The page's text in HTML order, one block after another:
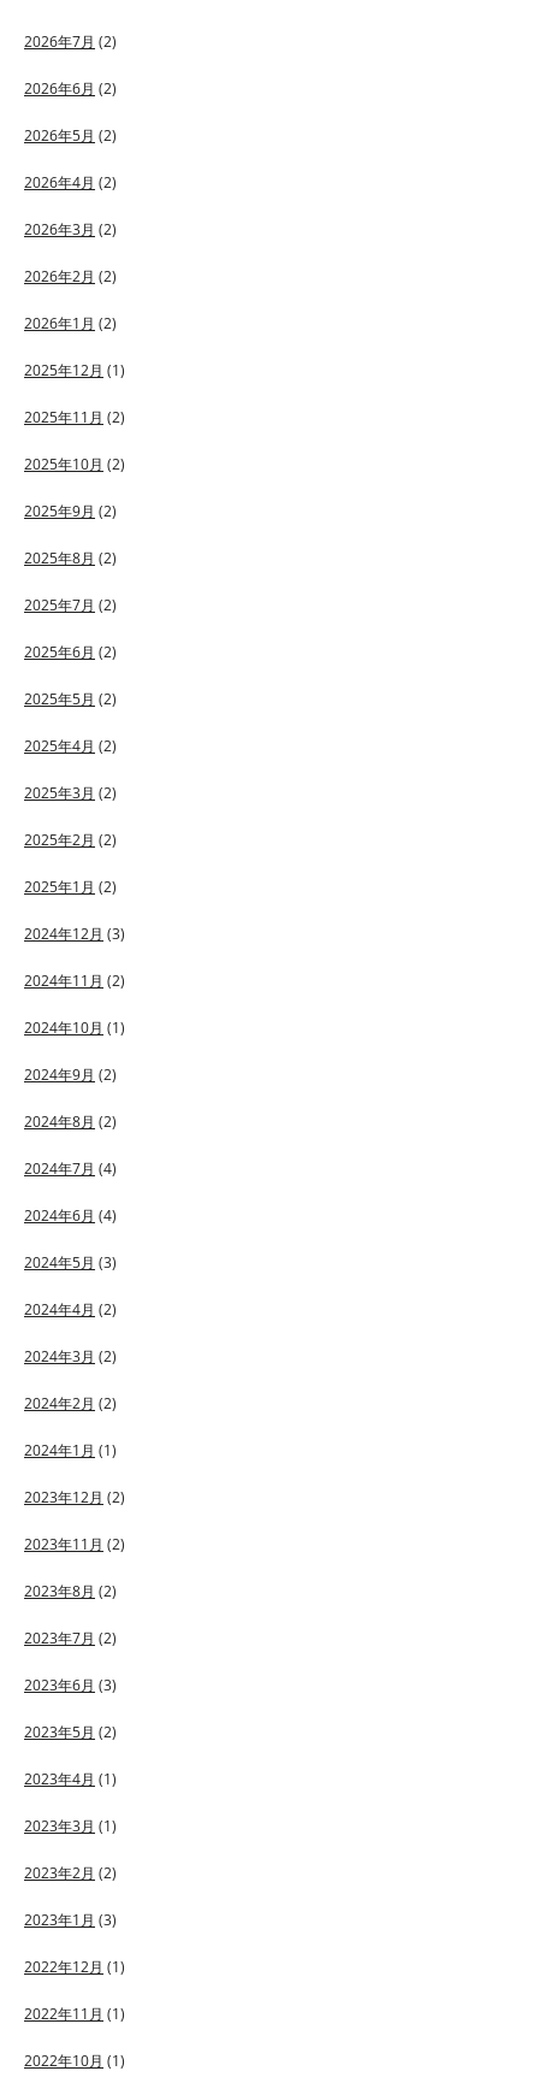
2026年7月 (2)
2026年6月 (2)
2026年5月 (2)
2026年4月 (2)
2026年3月 (2)
2026年2月 (2)
2026年1月 (2)
2025年12月 (1)
2025年11月 (2)
2025年10月 (2)
2025年9月 (2)
2025年8月 (2)
2025年7月 (2)
2025年6月 (2)
2025年5月 (2)
2025年4月 (2)
2025年3月 (2)
2025年2月 (2)
2025年1月 (2)
2024年12月 (3)
2024年11月 (2)
2024年10月 (1)
2024年9月 (2)
2024年8月 (2)
2024年7月 (4)
2024年6月 (4)
2024年5月 (3)
2024年4月 (2)
2024年3月 (2)
2024年2月 (2)
2024年1月 (1)
2023年12月 (2)
2023年11月 (2)
2023年8月 (2)
2023年7月 (2)
2023年6月 (3)
2023年5月 (2)
2023年4月 (1)
2023年3月 (1)
2023年2月 (2)
2023年1月 (3)
2022年12月 (1)
2022年11月 (1)
2022年10月 (1)